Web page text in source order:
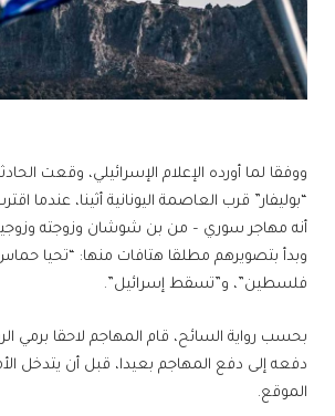
ووفقا لما أورده الإعلام الإسرائيلي، وقعت
“بوليفار” قرب العاصمة اليونانية أثينا، عندما
أنه مهاجر سوري – من بن شوشان وزوجته وزوجين
وبدأ بتصويرهم مطلقا هتافات منها: “تحيا
فلسطين”، و”تسقط إسرائيل”.
بحسب رواية السائح، قام المهاجم لاحقا برمي
دفعه إلى دفع المهاجم بعيدا، قبل أن يتدخل
الموقع.